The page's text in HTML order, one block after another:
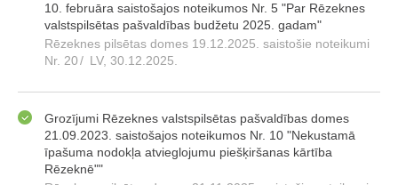
10. februāra saistošajos noteikumos Nr. 5 "Par Rēzeknes
valstspilsētas pašvaldības budžetu 2025. gadam"
Rēzeknes pilsētas domes 19.12.2025. saistošie noteikumi
Nr. 20/ LV, 30.12.2025.
Grozījumi Rēzeknes valstspilsētas pašvaldības domes
21.09.2023. saistošajos noteikumos Nr. 10 "Nekustamā
īpašuma nodokļa atvieglojumu piešķiršanas kārtība
Rēzeknē""